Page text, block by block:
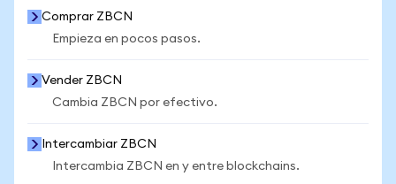
Comprar ZBCN
Empieza en pocos pasos.
Vender ZBCN
Cambia ZBCN por efectivo.
Intercambiar ZBCN
Intercambia ZBCN en y entre blockchains.